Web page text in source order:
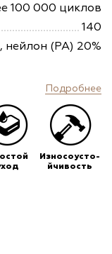
100 000 циклов
140
нейлон (PA) 20%
Подробнее
Износоусто-
йчивость